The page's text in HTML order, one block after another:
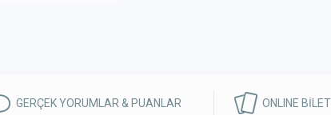
GERÇEK YORUMLAR & PUANLAR ONLINE